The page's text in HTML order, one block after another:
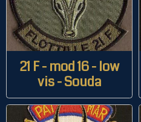
21 F - mod 16 - low
vis - Souda